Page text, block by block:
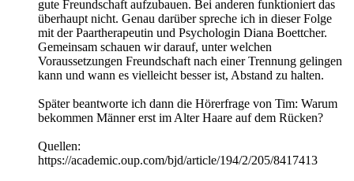
gute Freundschaft aufzubauen. Bei anderen funktioniert das
überhaupt nicht. Genau darüber spreche ich in dieser Folge
mit der Paartherapeutin und Psychologin Diana Boettcher.
Gemeinsam schauen wir darauf, unter welchen
Voraussetzungen Freundschaft nach einer Trennung gelingen
kann und wann es vielleicht besser ist, Abstand zu halten.
Später beantworte ich dann die Hörerfrage von Tim: Warum
bekommen Männer erst im Alter Haare auf dem Rücken?
Quellen:
https://academic.oup.com/bjd/article/194/2/205/8417413